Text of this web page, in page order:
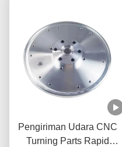
Pengiriman Udara CNC
Turning Parts Rapid